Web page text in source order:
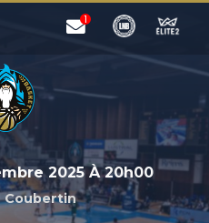
2025À 20h00
Coubertin